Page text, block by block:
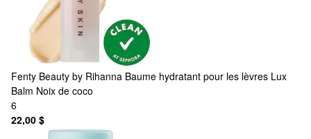
Fenty Beauty by Rihanna Baume hydratant pour les lèvres Lux
Balm Noix de coco
6
22,00 $